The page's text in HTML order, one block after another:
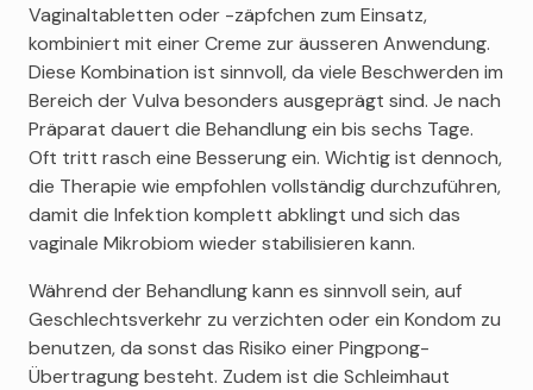
Vaginaltabletten oder -zäpfchen zum Einsatz,
kombiniert mit einer Creme zur äusseren Anwendung.
Diese Kombination ist sinnvoll, da viele Beschwerden im
Bereich der Vulva besonders ausgeprägt sind. Je nach
Präparat dauert die Behandlung ein bis sechs Tage.
Oft tritt rasch eine Besserung ein. Wichtig ist dennoch,
die Therapie wie empfohlen vollständig durchzuführen,
damit die Infektion komplett abklingt und sich das
vaginale Mikrobiom wieder stabilisieren kann.
Während der Behandlung kann es sinnvoll sein, auf
Geschlechtsverkehr zu verzichten oder ein Kondom zu
benutzen, da sonst das Risiko einer Pingpong-
Übertragung besteht. Zudem ist die Schleimhaut